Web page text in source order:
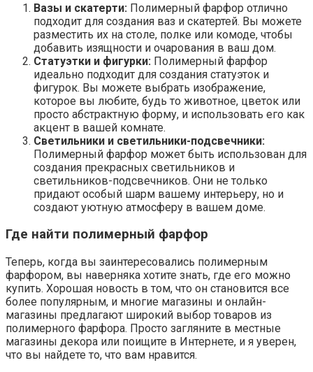
Вазы и скатерти: Полимерный фарфор отлично
подходит для создания ваз и скатертей. Вы можете
разместить их на столе, полке или комоде, чтобы
добавить изящности и очарования в ваш дом.
Статуэтки и фигурки: Полимерный фарфор
идеально подходит для создания статуэток и
фигурок. Вы можете выбрать изображение,
которое вы любите, будь то животное, цветок или
просто абстрактную форму, и использовать его как
акцент в вашей комнате.
Светильники и светильники-подсвечники:
Полимерный фарфор может быть использован для
создания прекрасных светильников и
светильников-подсвечников. Они не только
придают особый шарм вашему интерьеру, но и
создают уютную атмосферу в вашем доме.
Где найти полимерный фарфор
Теперь, когда вы заинтересовались полимерным
фарфором, вы наверняка хотите знать, где его можно
купить. Хорошая новость в том, что он становится все
более популярным, и многие магазины и онлайн-
магазины предлагают широкий выбор товаров из
полимерного фарфора. Просто загляните в местные
магазины декора или поищите в Интернете, и я уверен,
что вы найдете то, что вам нравится.